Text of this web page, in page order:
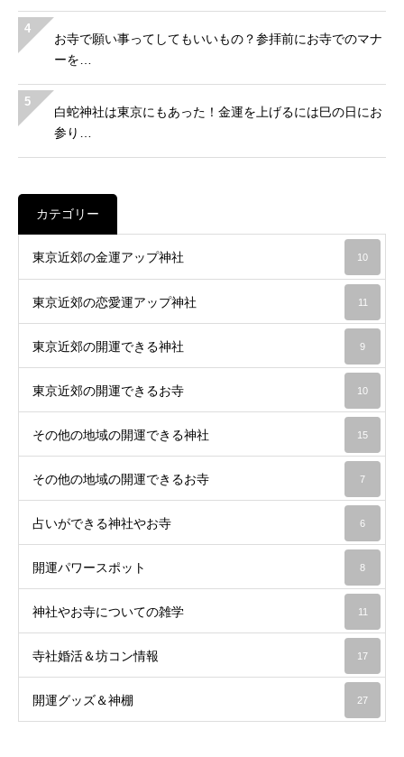
4
お寺で願い事ってしてもいいもの？参拝前にお寺でのマナ
ーを…
5
白蛇神社は東京にもあった！金運を上げるには巳の日にお
参り…
カテゴリー
東京近郊の金運アップ神社 10
東京近郊の恋愛運アップ神社 11
東京近郊の開運できる神社 9
東京近郊の開運できるお寺 10
その他の地域の開運できる神社 15
その他の地域の開運できるお寺 7
占いができる神社やお寺 6
開運パワースポット 8
神社やお寺についての雑学 11
寺社婚活＆坊コン情報 17
開運グッズ＆神棚 27